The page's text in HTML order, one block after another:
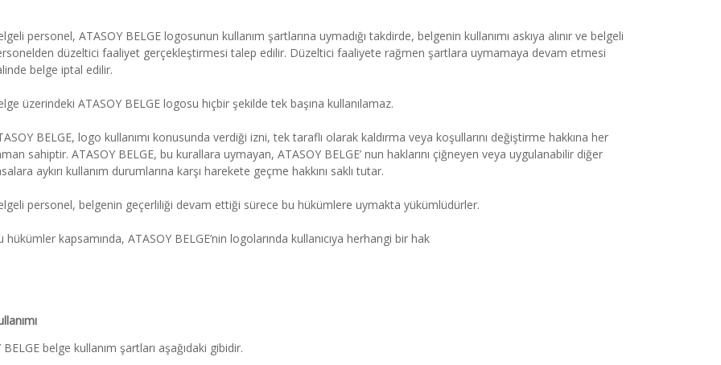
personel, ATASOY BELGE logosunun kullanım şartlarına uymadığı takdirde, belgenin kullanımı askıya alınır ve belgeli
düzeltici faaliyet gerçekleştirmesi talep edilir. Düzeltici faaliyete rağmen şartlara uymamaya devam etmesi
belge iptal edilir.
üzerindeki ATASOY BELGE logosu hiçbir şekilde tek başına kullanılamaz.
BELGE, logo kullanımı konusunda verdiği izni, tek taraflı olarak kaldırma veya koşullarını değiştirme hakkına her
sahiptir. ATASOY BELGE, bu kurallara uymayan, ATASOY BELGE’ nun haklarını çiğneyen veya uygulanabilir diğer
aykırı kullanım durumlarına karşı harekete geçme hakkını saklı tutar.
personel, belgenin geçerliliği devam ettiği sürece bu hükümlere uymakta yükümlüdürler.
hükümler kapsamında, ATASOY BELGE’nin logolarında kullanıcıya herhangi bir hak
BELGE belge kullanım şartları aşağıdaki gibidir.